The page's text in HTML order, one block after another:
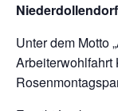
Unter dem Motto